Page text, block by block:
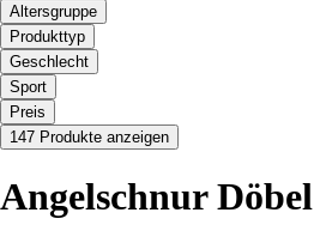
Altersgruppe
Produkttyp
Geschlecht
Sport
Preis
147 Produkte anzeigen
Angelschnur Döbel